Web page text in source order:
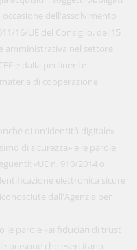
dell'assolvimento
16/UE del Consiglio, del 15
amministrativa nel settore
e dalla pertinente
di cooperazione
di un'identità digitale»
di sicurezza» e le parole
«UE n. 910/2014 o
elettronica sicure
dall'Agenzia per
le parole «ai fiduciari di trust
persone che esercitano